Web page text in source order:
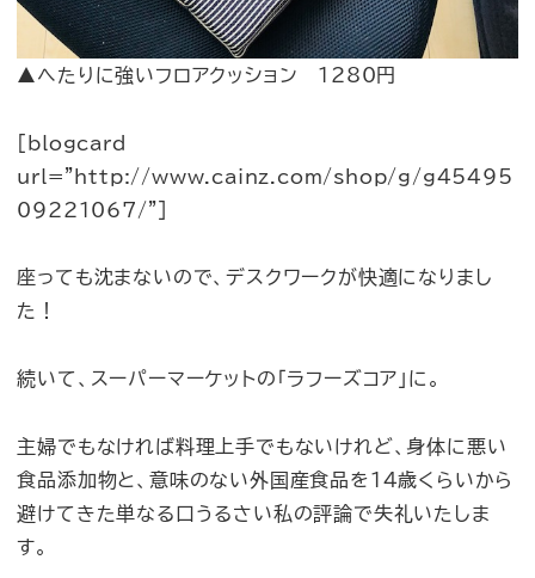
▲へたりに強いフロアクッション 1280円
[blogcard
url=”http://www.cainz.com/shop/g/g45495
09221067/”]
座っても沈まないので、デスクワークが快適になりまし
た！
続いて、スーパーマーケットの「ラフーズコア」に。
主婦でもなければ料理上手でもないけれど、身体に悪い
食品添加物と、意味のない外国産食品を14歳くらいから
避けてきた単なる口うるさい私の評論で失礼いたしま
す。